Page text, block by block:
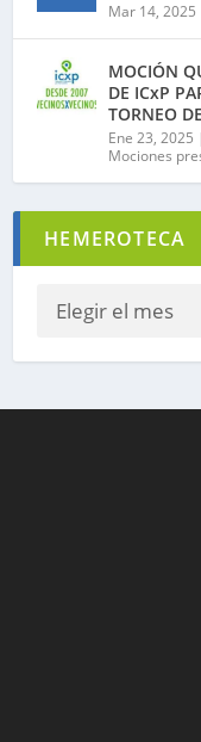
Mar 14, 2025
MOCIÓN
DE ICxP
TORNEO
Ene 23, 2025
Mociones
HEMEROTECA